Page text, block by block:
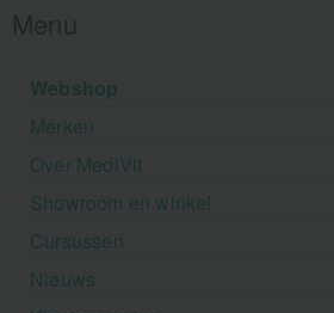
Webshop
Merken
Over MediVit
Showroom en winkel
Cursussen
Nieuws